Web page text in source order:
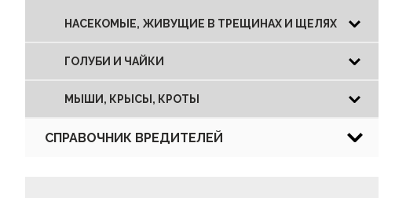
НАСЕКОМЫЕ, ЖИВУЩИЕ В ТРЕЩИНАХ И ЩЕЛЯХ
ГОЛУБИ И ЧАЙКИ
МЫШИ, КРЫСЫ, КРОТЫ
СПРАВОЧНИК ВРЕДИТЕЛЕЙ